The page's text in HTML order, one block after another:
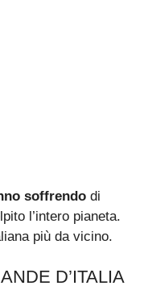
soffrendo di
l’intero pianeta.
più da vicino.
D’ITALIA